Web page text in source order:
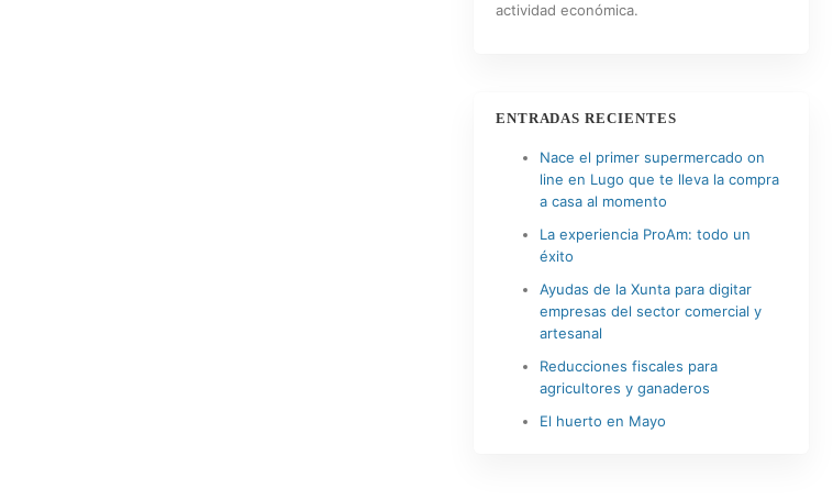
actividad económica.
ENTRADAS RECIENTES
Nace el primer supermercado on
line en Lugo que te lleva la compra
a casa al momento
La experiencia ProAm: todo un
éxito
Ayudas de la Xunta para digitar
empresas del sector comercial y
artesanal
Reducciones fiscales para
agricultores y ganaderos
El huerto en Mayo